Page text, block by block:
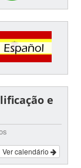
e
Ver calendário